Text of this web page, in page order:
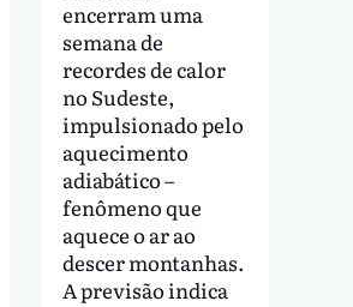
encerram uma
semana de
recordes de calor
no Sudeste,
impulsionado pelo
aquecimento
adiabático –
fenômeno que
aquece o ar ao
descer montanhas.
A previsão indica